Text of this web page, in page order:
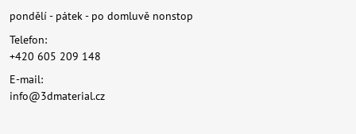
pondělí - pátek - po domluvě nonstop
Telefon:
+420 605 209 148
E-mail:
info@3dmaterial.cz